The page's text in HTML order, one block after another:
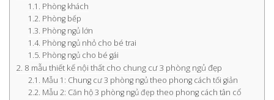
Phòng khách
Phòng bếp
Phòng ngủ lớn
Phòng ngủ nhỏ cho bé trai
Phòng ngủ cho bé gái
8 mẫu thiết kế nội thất cho chung cư 3 phòng ngủ đẹp
Mẫu 1: Chung cư 3 phòng ngủ theo phong cách tối giản
Mẫu 2: Căn hộ 3 phòng ngủ đẹp theo phong cách tân cổ